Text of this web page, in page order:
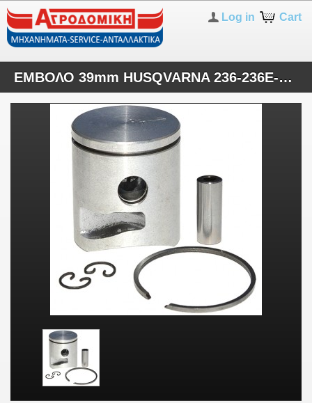
Cart
Log in
ΕΜΒΟΛΟ 39mm HUSQVARNA 236-236E-240-240E